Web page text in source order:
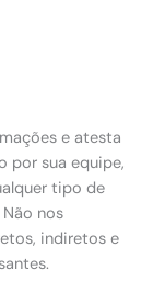
e atesta
por sua equipe,
tipo de
nos
indiretos e